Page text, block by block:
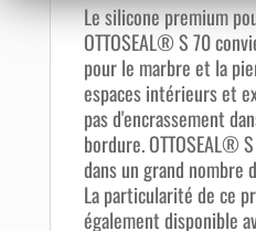
Le silicone premium
OTTOSEAL® S 70
pour le marbre et la
espaces intérieurs et
pas d'encrassement
bordure. OTTOSEAL®
dans un grand
La particularité de ce
également disponible